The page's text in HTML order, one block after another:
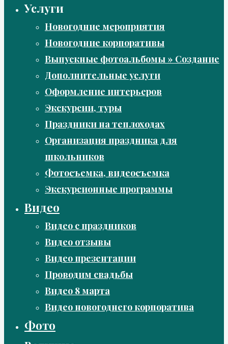
Услуги
Новогодние мероприятия
Новогодние корпоративы
Выпускные фотоальбомы » Создание
Дополнительные услуги
Оформление интерьеров
Экскурсии, туры
Праздники на теплоходах
Организация праздника для
школьников
Фотосъемка, видеосъемка
Экскурсионные программы
Видео
Видео с праздников
Видео отзывы
Видео презентации
Проводим свадьбы
Видео 8 марта
Видео новогоднего корпоратива
Фото